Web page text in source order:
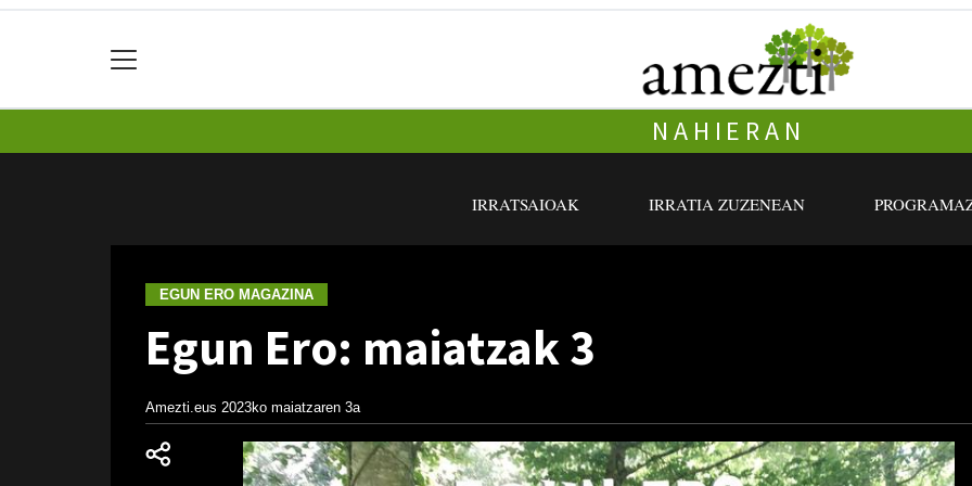
NAHIERAN
IRRATSAIOAK IRRATIA ZUZENEAN
EGUN ERO MAGAZINA
Egun Ero: maiatzak 3
Amezti.eus 2023ko maiatzaren 3a